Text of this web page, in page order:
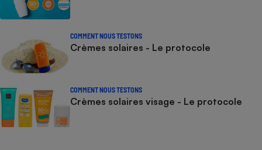
COMMENT NOUS TESTONS
Crèmes solaires - Le protocole
COMMENT NOUS TESTONS
Crèmes solaires visage - Le protocole